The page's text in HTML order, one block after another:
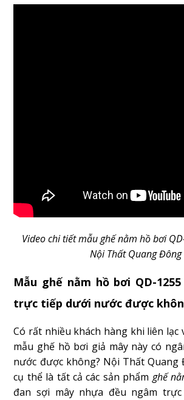
Video chi tiết mẫu ghế nằm hồ bơi
Nội Thất Quang Đông
Mẫu ghế nằm hồ bơi QD-
trực tiếp dưới nước được
Có rất nhiều khách hàng khi liên lạc
mẫu ghế hồ bơi giả mây này có
nước được không? Nội Thất Quang
cụ thể là tất cả các sản phẩm ghế
đan sợi mây nhựa đều ngâm